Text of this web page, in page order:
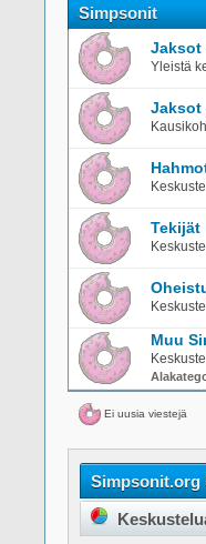
Simpsonit
Jaksot
Yleistä
Jaksot
Tekijät
Muu
Ei uusia viestejä
Simpsonit.org